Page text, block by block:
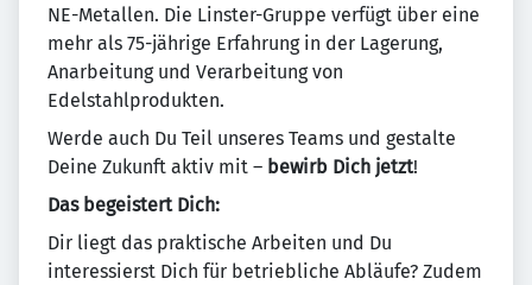
NE-Metallen. Die Linster-Gruppe verfügt über eine
mehr als 75-jährige Erfahrung in der Lagerung,
Anarbeitung und Verarbeitung von
Edelstahlprodukten.
Werde auch Du Teil unseres Teams und gestalte
Deine Zukunft aktiv mit – bewirb Dich jetzt!
Das begeistert Dich:
Dir liegt das praktische Arbeiten und Du
interessierst Dich für betriebliche Abläufe? Zudem